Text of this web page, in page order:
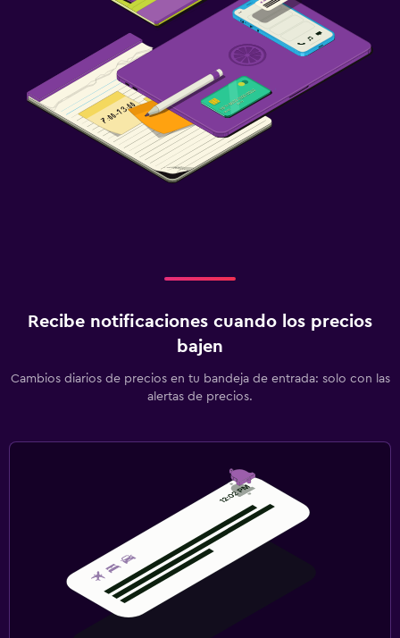
Recibe notificaciones cuando los precios
bajen
Cambios diarios de precios en tu bandeja de entrada: solo con las
alertas de precios.